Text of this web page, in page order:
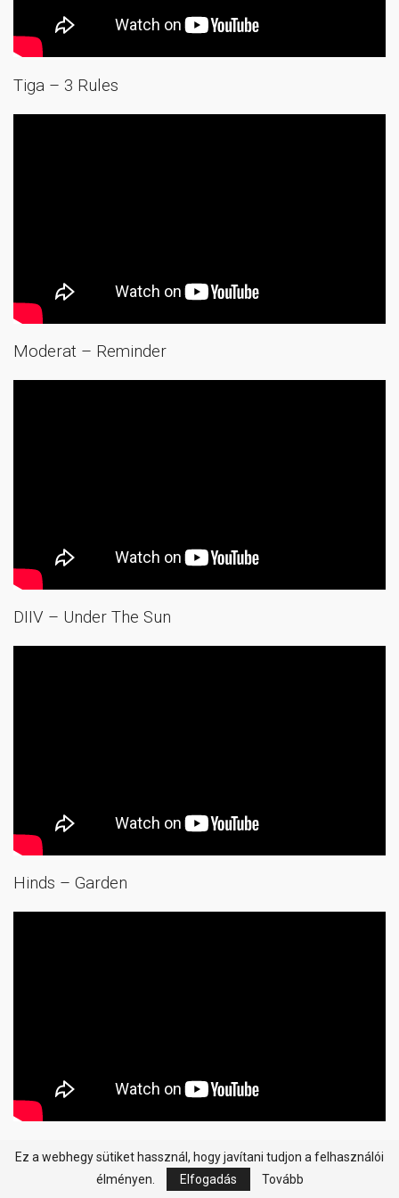
Tiga – 3 Rules
Moderat – Reminder
DIIV – Under The Sun
Hinds – Garden
Kings Of Leon – Around The World
Ez a webhegy sütiket hassznál, hogy javítani tudjon a felhasználói
élményen.
Elfogadás Tovább